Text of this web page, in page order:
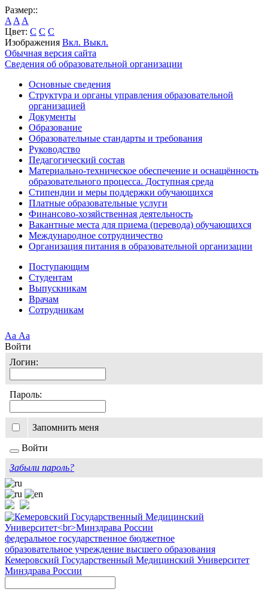
Размер::
A A A
Цвет: C C C
Изображения Вкл. Выкл.
Обычная версия сайта
Сведения об образовательной организации
Основные сведения
Структура и органы управления образовательной
организацией
Документы
Образование
Образовательные стандарты и требования
Руководство
Педагогический состав
Материально-техническое обеспечение и оснащённость
образовательного процесса. Доступная среда
Стипендии и меры поддержки обучающихся
Платные образовательные услуги
Финансово-хозяйственная деятельность
Вакантные места для приема (перевода) обучающихся
Международное сотрудничество
Организация питания в образовательной организации
Поступающим
Студентам
Выпускникам
Врачам
Сотрудникам
Аа Аа
Войти
Логин:
Пароль:
Запомнить меня
Войти
Забыли пароль?
федеральное государственное бюджетное
образовательное учреждение высшего образования
Кемеровский Государственный Медицинский Университет
Минздрава России